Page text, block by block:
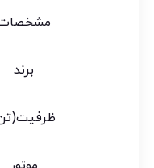
برند